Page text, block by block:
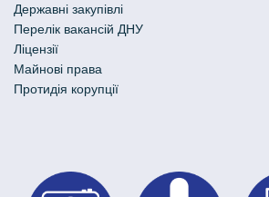
Державні закупівлі
Перелік вакансій ДНУ
Ліцензії
Майнові права
Протидія корупції